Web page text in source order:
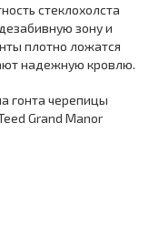
стеклохолста
зону и
плотно ложатся
надежную кровлю.